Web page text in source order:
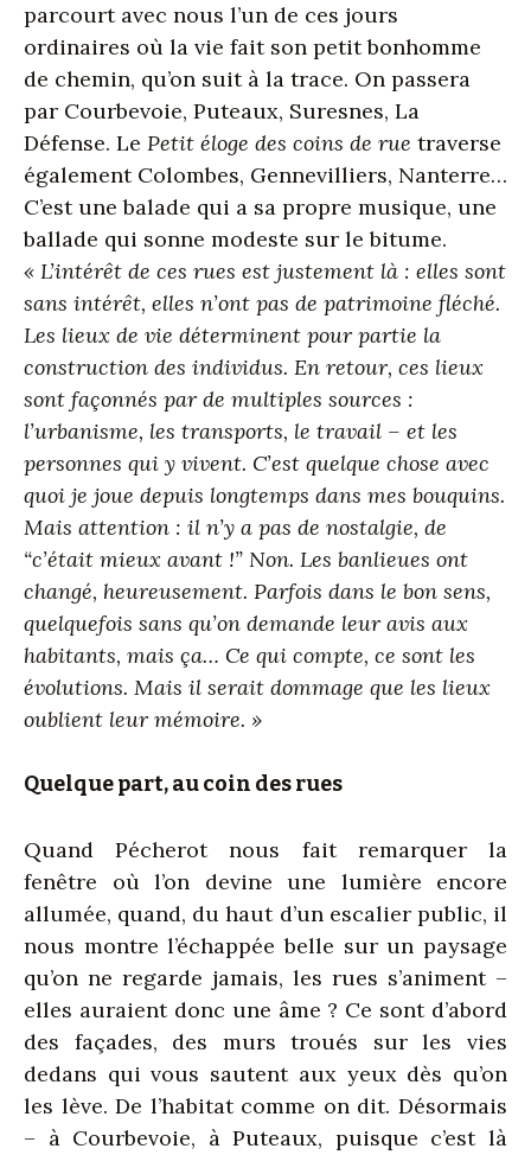
parcourt avec nous l’un de ces jours
ordinaires où la vie fait son petit bonhomme
de chemin, qu’on suit à la trace. On passera
par Courbevoie, Puteaux, Suresnes, La
Défense. Le Petit éloge des coins de rue traverse
également Colombes, Gennevilliers, Nanterre…
C’est une balade qui a sa propre musique, une
ballade qui sonne modeste sur le bitume.
« L’intérêt de ces rues est justement là : elles sont
sans intérêt, elles n’ont pas de patrimoine fléché.
Les lieux de vie déterminent pour partie la
construction des individus. En retour, ces lieux
sont façonnés par de multiples sources :
l’urbanisme, les transports, le travail – et les
personnes qui y vivent. C’est quelque chose avec
quoi je joue depuis longtemps dans mes bouquins.
Mais attention : il n’y a pas de nostalgie, de
“c’était mieux avant !” Non. Les banlieues ont
changé, heureusement. Parfois dans le bon sens,
quelquefois sans qu’on demande leur avis aux
habitants, mais ça… Ce qui compte, ce sont les
évolutions. Mais il serait dommage que les lieux
oublient leur mémoire. »
Quelque part, au coin des rues
Quand Pécherot nous fait remarquer la
fenêtre où l’on devine une lumière encore
allumée, quand, du haut d’un escalier public, il
nous montre l’échappée belle sur un paysage
qu’on ne regarde jamais, les rues s’animent –
elles auraient donc une âme ? Ce sont d’abord
des façades, des murs troués sur les vies
dedans qui vous sautent aux yeux dès qu’on
les lève. De l’habitat comme on dit. Désormais
– à Courbevoie, à Puteaux, puisque c’est là